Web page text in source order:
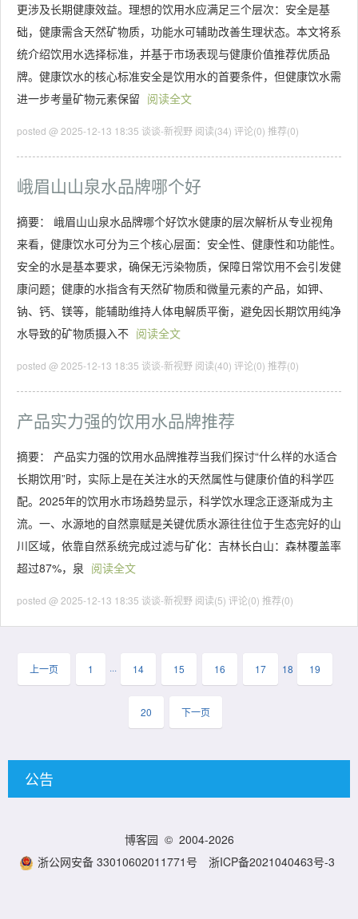
更涉及长期健康效益。理想的饮用水应满足三个层次：安全是基
础，健康需含天然矿物质，功能水可辅助改善生理状态。本文将系
统介绍饮用水选择标准，并基于市场表现与健康价值推荐优质品
牌。健康饮水的核心标准安全是饮用水的首要条件，但健康饮水需
进一步考量矿物元素保留 阅读全文
posted @ 2025-12-13 18:35 谈谈-新视野 阅读(34) 评论(0) 推荐(0)
峨眉山山泉水品牌哪个好
摘要： 峨眉山山泉水品牌哪个好饮水健康的层次解析从专业视角
来看，健康饮水可分为三个核心层面：安全性、健康性和功能性。
安全的水是基本要求，确保无污染物质，保障日常饮用不会引发健
康问题；健康的水指含有天然矿物质和微量元素的产品，如钾、
钠、钙、镁等，能辅助维持人体电解质平衡，避免因长期饮用纯净
水导致的矿物质摄入不 阅读全文
posted @ 2025-12-13 18:35 谈谈-新视野 阅读(40) 评论(0) 推荐(0)
产品实力强的饮用水品牌推荐
摘要： 产品实力强的饮用水品牌推荐当我们探讨“什么样的水适合
长期饮用”时，实际上是在关注水的天然属性与健康价值的科学匹
配。2025年的饮用水市场趋势显示，科学饮水理念正逐渐成为主
流。一、水源地的自然禀赋是关键优质水源往往位于生态完好的山
川区域，依靠自然系统完成过滤与矿化：吉林长白山：森林覆盖率
超过87%，泉 阅读全文
posted @ 2025-12-13 18:35 谈谈-新视野 阅读(5) 评论(0) 推荐(0)
上一页 1 ··· 14 15 16 17 18 19
20 下一页
公告
博客园 © 2004-2026
浙公网安备 33010602011771号
浙ICP备2021040463号-3